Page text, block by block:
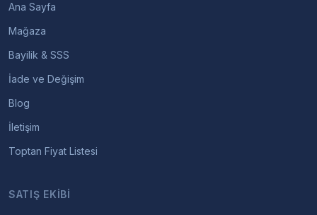
Ana Sayfa
Mağaza
Bayilik & SSS
İade ve Değişim
Blog
İletişim
Toptan Fiyat Listesi
SATIŞ EKIBI